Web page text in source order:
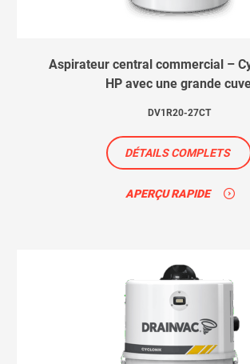
Aspirateur central commercial –
HP avec une grande
DV1R20-27CT
DÉTAILS COMPLETS
APERÇU RAPIDE